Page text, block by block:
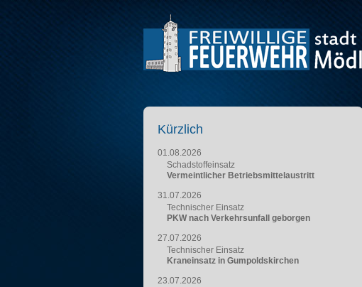
Kürzlich
01.08.2026
Schadstoffeinsatz
Vermeintlicher Betriebsmittelaustritt
31.07.2026
Technischer Einsatz
PKW nach Verkehrsunfall geborgen
27.07.2026
Technischer Einsatz
Kraneinsatz in Gumpoldskirchen
23.07.2026